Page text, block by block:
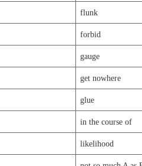
flunk
forbid
gauge
get nowhere
glue
in the course of
likelihood